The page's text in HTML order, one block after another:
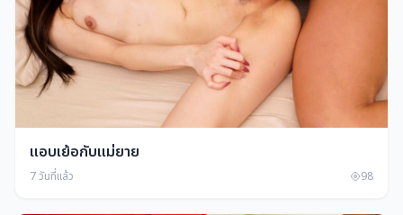
แอบเย้อกับแม่ยาย
7 วันที่แล้ว 98